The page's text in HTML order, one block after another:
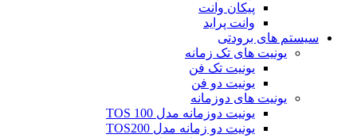
پیکان وانت
وانت پراید
سیستم های برودتی
یونیت های تک زمانه
یونیت تک فن
یونیت دو فن
یونیت های دوزمانه
یونیت دوزمانه مدل TOS 100
یونیت دو زمانه مدل TOS200